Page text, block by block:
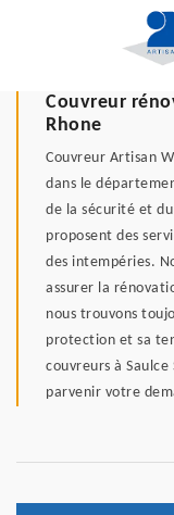
Couvreur
Rhone
Couvreur Artisan
dans le
de la sécurité et
proposent des
des intempéries.
assurer la
nous trouvons
protection et sa
couvreurs à Saulce
parvenir votre